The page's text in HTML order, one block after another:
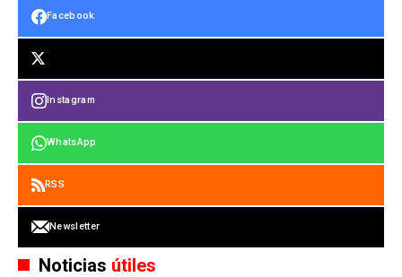
Facebook
Instagram
WhatsApp
RSS
Newsletter
Noticias útiles